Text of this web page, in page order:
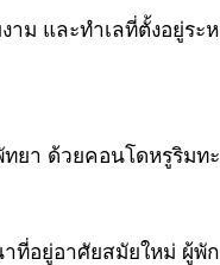
ม และทำเลที่ตั้งอยู่ร
ยา ด้วยคอนโดหรูริมท
อยู่อาศัยสมัยใหม่ ผู้พั